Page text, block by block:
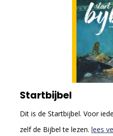
Startbijbel
Dit is de Startbijbel. Voor
zelf de Bijbel te lezen. lees